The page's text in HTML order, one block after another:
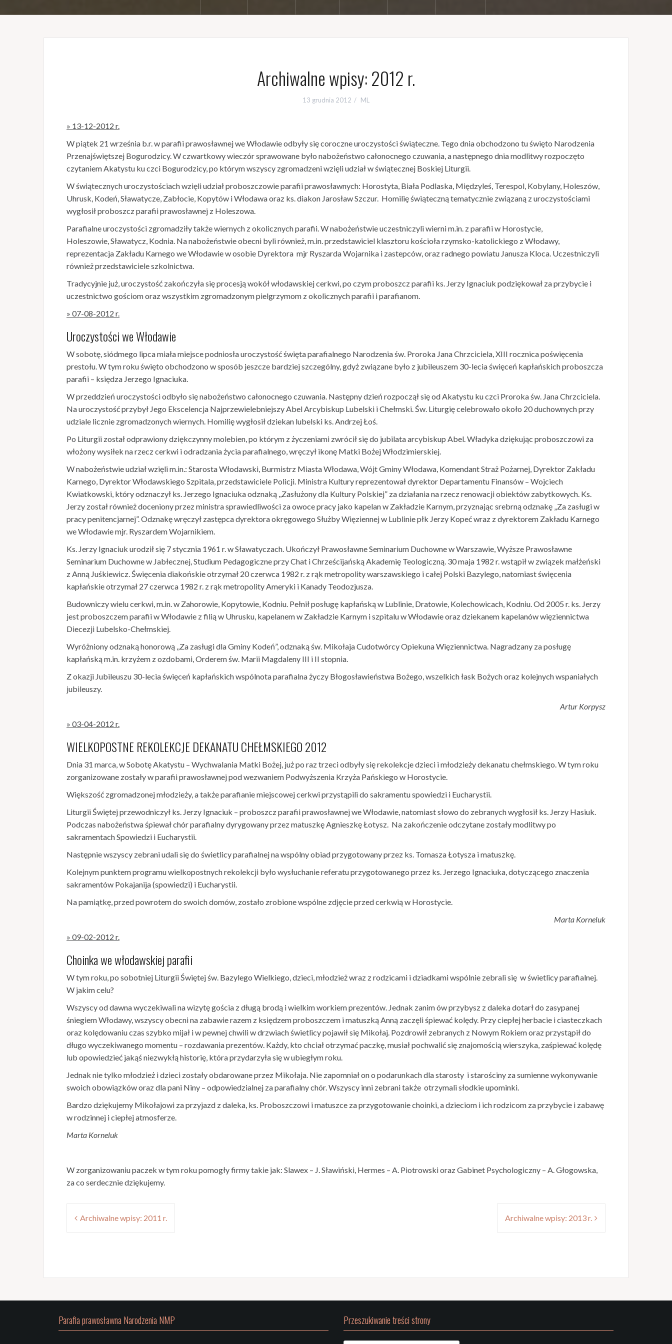
Archiwalne wpisy: 2012 r.
13 grudnia 2012 ML
» 13-12-2012 r.
W piątek 21 września b.r. w parafii prawosławnej we Włodawie odbyły się coroczne uroczystości świąteczne. Tego dnia obchodzono tu święto Narodzenia
Przenajświętszej Bogurodzicy. W czwartkowy wieczór sprawowane było nabożeństwo całonocnego czuwania, a następnego dnia modlitwy rozpoczęto
czytaniem Akatystu ku czci Bogurodzicy, po którym wszyscy zgromadzeni wzięli udział w świątecznej Boskiej Liturgii.
W świątecznych uroczystościach wzięli udział proboszczowie parafii prawosławnych: Horostyta, Biała Podlaska, Międzyleś, Terespol, Kobylany, Holeszów,
Uhrusk, Kodeń, Sławatycze, Zabłocie, Kopytów i Włodawa oraz ks. diakon Jarosław Szczur. Homilię świąteczną tematycznie związaną z uroczystościami
wygłosił proboszcz parafii prawosławnej z Holeszowa.
Parafialne uroczystości zgromadziły także wiernych z okolicznych parafii. W nabożeństwie uczestniczyli wierni m.in. z parafii w Horostycie,
Holeszowie, Sławatycz, Kodnia. Na nabożeństwie obecni byli również, m.in. przedstawiciel klasztoru kościoła rzymsko-katolickiego z Włodawy,
reprezentacja Zakładu Karnego we Włodawie w osobie Dyrektora mjr Ryszarda Wojarnika i zastepców, oraz radnego powiatu Janusza Kloca. Uczestniczyli
również przedstawiciele szkolnictwa.
Tradycyjnie już, uroczystość zakończyła się procesją wokół włodawskiej cerkwi, po czym proboszcz parafii ks. Jerzy Ignaciuk podziękował za przybycie i
uczestnictwo gościom oraz wszystkim zgromadzonym pielgrzymom z okolicznych parafii i parafianom.
» 07-08-2012 r.
Uroczystości we Włodawie
W sobotę, siódmego lipca miała miejsce podniosła uroczystość święta parafialnego Narodzenia św. Proroka Jana Chrzciciela, XIII rocznica poświęcenia
prestołu. W tym roku święto obchodzono w sposób jeszcze bardziej szczególny, gdyż związane było z jubileuszem 30-lecia święceń kapłańskich proboszcza
parafii – księdza Jerzego Ignaciuka.
W przeddzień uroczystości odbyło się nabożeństwo całonocnego czuwania. Następny dzień rozpoczął się od Akatystu ku czci Proroka św. Jana Chrzciciela.
Na uroczystość przybył Jego Ekscelencja Najprzewielebniejszy Abel Arcybiskup Lubelski i Chełmski. Św. Liturgię celebrowało około 20 duchownych przy
udziale licznie zgromadzonych wiernych. Homilię wygłosił dziekan lubelski ks. Andrzej Łoś.
Po Liturgii został odprawiony dziękczynny molebien, po którym z życzeniami zwrócił się do jubilata arcybiskup Abel. Władyka dziękując proboszczowi za
włożony wysiłek na rzecz cerkwi i odradzania życia parafialnego, wręczył ikonę Matki Bożej Włodzimierskiej.
W nabożeństwie udział wzięli m.in.: Starosta Włodawski, Burmistrz Miasta Włodawa, Wójt Gminy Włodawa, Komendant Straż Pożarnej, Dyrektor Zakładu
Karnego, Dyrektor Włodawskiego Szpitala, przedstawiciele Policji. Ministra Kultury reprezentował dyrektor Departamentu Finansów – Wojciech
Kwiatkowski, który odznaczył ks. Jerzego Ignaciuka odznaką ,,Zasłużony dla Kultury Polskiej” za działania na rzecz renowacji obiektów zabytkowych. Ks.
Jerzy został również doceniony przez ministra sprawiedliwości za owoce pracy jako kapelan w Zakładzie Karnym, przyznając srebrną odznakę „Za zasługi w
pracy penitencjarnej”. Odznakę wręczył zastępca dyrektora okręgowego Służby Więziennej w Lublinie płk Jerzy Kopeć wraz z dyrektorem Zakładu Karnego
we Włodawie mjr. Ryszardem Wojarnikiem.
Ks. Jerzy Ignaciuk urodził się 7 stycznia 1961 r. w Sławatyczach. Ukończył Prawosławne Seminarium Duchowne w Warszawie, Wyższe Prawosławne
Seminarium Duchowne w Jabłecznej, Studium Pedagogiczne przy Chat i Chrześcijańską Akademię Teologiczną. 30 maja 1982 r. wstąpił w związek małżeński
z Anną Juśkiewicz. Święcenia diakońskie otrzymał 20 czerwca 1982 r. z rąk metropolity warszawskiego i całej Polski Bazylego, natomiast święcenia
kapłańskie otrzymał 27 czerwca 1982 r. z rąk metropolity Ameryki i Kanady Teodozjusza.
Budowniczy wielu cerkwi, m.in. w Zahorowie, Kopytowie, Kodniu. Pełnił posługę kapłańską w Lublinie, Dratowie, Kolechowicach, Kodniu. Od 2005 r. ks. Jerzy
jest proboszczem parafii w Włodawie z filią w Uhrusku, kapelanem w Zakładzie Karnym i szpitalu w Włodawie oraz dziekanem kapelanów więziennictwa
Diecezji Lubelsko-Chełmskiej.
Wyróżniony odznaką honorową ,,Za zasługi dla Gminy Kodeń”, odznaką św. Mikołaja Cudotwórcy Opiekuna Więziennictwa. Nagradzany za posługę
kapłańską m.in. krzyżem z ozdobami, Orderem św. Marii Magdaleny III i II stopnia.
Z okazji Jubileuszu 30-lecia święceń kapłańskich wspólnota parafialna życzy Błogosławieństwa Bożego, wszelkich łask Bożych oraz kolejnych wspaniałych
jubileuszy.
Artur Korpysz
» 03-04-2012 r.
WIELKOPOSTNE REKOLEKCJE DEKANATU CHEŁMSKIEGO 2012
Dnia 31 marca, w Sobotę Akatystu – Wychwalania Matki Bożej, już po raz trzeci odbyły się rekolekcje dzieci i młodzieży dekanatu chełmskiego. W tym roku
zorganizowane zostały w parafii prawosławnej pod wezwaniem Podwyższenia Krzyża Pańskiego w Horostycie.
Większość zgromadzonej młodzieży, a także parafianie miejscowej cerkwi przystąpili do sakramentu spowiedzi i Eucharystii.
Liturgii Świętej przewodniczył ks. Jerzy Ignaciuk – proboszcz parafii prawosławnej we Włodawie, natomiast słowo do zebranych wygłosił ks. Jerzy Hasiuk.
Podczas nabożeństwa śpiewał chór parafialny dyrygowany przez matuszkę Agnieszkę Łotysz. Na zakończenie odczytane zostały modlitwy po
sakramentach Spowiedzi i Eucharystii.
Następnie wszyscy zebrani udali się do świetlicy parafialnej na wspólny obiad przygotowany przez ks. Tomasza Łotysza i matuszkę.
Kolejnym punktem programu wielkopostnych rekolekcji było wysłuchanie referatu przygotowanego przez ks. Jerzego Ignaciuka, dotyczącego znaczenia
sakramentów Pokajanija (spowiedzi) i Eucharystii.
Na pamiątkę, przed powrotem do swoich domów, zostało zrobione wspólne zdjęcie przed cerkwią w Horostycie.
Marta Korneluk
» 09-02-2012 r.
Choinka we włodawskiej parafii
W tym roku, po sobotniej Liturgii Świętej św. Bazylego Wielkiego, dzieci, młodzież wraz z rodzicami i dziadkami wspólnie zebrali się w świetlicy parafialnej.
W jakim celu?
Wszyscy od dawna wyczekiwali na wizytę gościa z długą brodą i wielkim workiem prezentów. Jednak zanim ów przybysz z daleka dotarł do zasypanej
śniegiem Włodawy, wszyscy obecni na zabawie razem z księdzem proboszczem i matuszką Anną zaczęli śpiewać kolędy. Przy ciepłej herbacie i ciasteczkach
oraz kolędowaniu czas szybko mijał i w pewnej chwili w drzwiach świetlicy pojawił się Mikołaj. Pozdrowił zebranych z Nowym Rokiem oraz przystąpił do
długo wyczekiwanego momentu – rozdawania prezentów. Każdy, kto chciał otrzymać paczkę, musiał pochwalić się znajomością wierszyka, zaśpiewać kolędę
lub opowiedzieć jakąś niezwykłą historię, która przydarzyła się w ubiegłym roku.
Jednak nie tylko młodzież i dzieci zostały obdarowane przez Mikołaja. Nie zapomniał on o podarunkach dla starosty i starościny za sumienne wykonywanie
swoich obowiązków oraz dla pani Niny – odpowiedzialnej za parafialny chór. Wszyscy inni zebrani także otrzymali słodkie upominki.
Bardzo dziękujemy Mikołajowi za przyjazd z daleka, ks. Proboszczowi i matuszce za przygotowanie choinki, a dzieciom i ich rodzicom za przybycie i zabawę
w rodzinnej i ciepłej atmosferze.
Marta Korneluk
W zorganizowaniu paczek w tym roku pomogły firmy takie jak: Slawex – J. Sławiński, Hermes – A. Piotrowski oraz Gabinet Psychologiczny – A. Głogowska,
za co serdecznie dziękujemy.
Nawigacja
wpisu
Archiwalne wpisy: 2011 r. Archiwalne wpisy: 2013 r.
Parafia prawosławna Narodzenia NMP Przeszukiwanie treści strony